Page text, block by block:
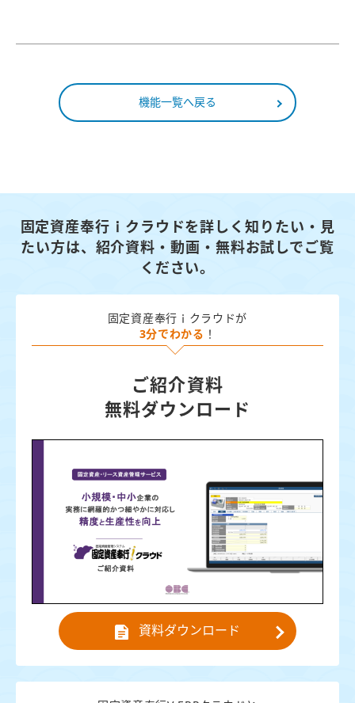
機能一覧へ戻る
固定資産奉行ｉクラウドを詳しく知りたい・見
たい方は、 紹介資料・動画・無料お試しでご覧
ください。
固定資産奉行ｉクラウドが
3分でわかる ！
ご紹介資料
無料ダウンロード
資料ダウンロード